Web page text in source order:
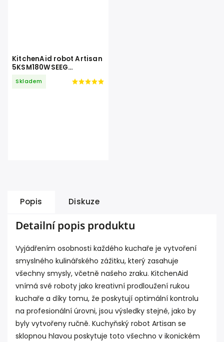
KitchenAid robot Artisan
5KSM180WSEEG
Skladem
Popis Diskuze
Detailní popis produktu
Vyjádřením osobnosti každého kuchaře je vytvoření
smyslného kulinářského zážitku, který zasahuje
všechny smysly, včetně našeho zraku. KitchenAid
vnímá své roboty jako kreativní prodloužení rukou
kuchaře a díky tomu, že poskytují optimální kontrolu
na profesionální úrovni, jsou výsledky stejné, jako by
byly vytvořeny ručně. Kuchyňský robot Artisan se
sklopnou hlavou poskytuje toto všechno v ikonickém